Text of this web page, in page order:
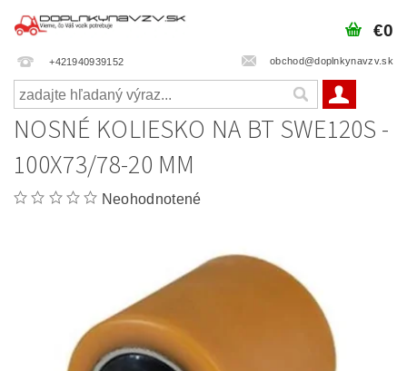
+421940939152 obchod@doplnkynavzv.sk
€0
NOSNÉ KOLIESKO NA BT SWE120S -
100X73/78-20 MM
Neohodnotené